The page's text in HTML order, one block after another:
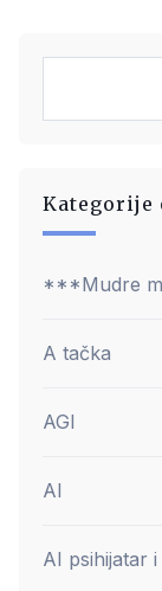
Kategorije
***Mudre
A tačka
AGI
AI
AI psihijatar